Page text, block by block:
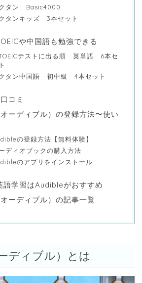
タン Basic4000
タンキッズ 3本セット
や中国語も勉強できる
テストに出る順 英単語 6本セ
タン中国語 初中級 4本セット
コミ
ーディブル）の登録方法〜使い
の登録方法【無料体験】
ディオブックの購入方法
のアプリをインストール
語学習はAudibleがおすすめ
ーディブル）の記事一覧
ディブル）とは